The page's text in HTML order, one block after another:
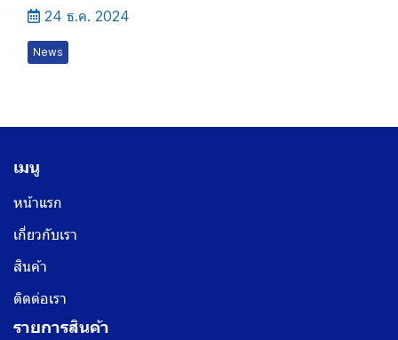
24 ธ.ค. 2024
News
เมนู
หน้าแรก
เกี่ยวกับเรา
สินค้า
ติดต่อเรา
รายการสินค้า